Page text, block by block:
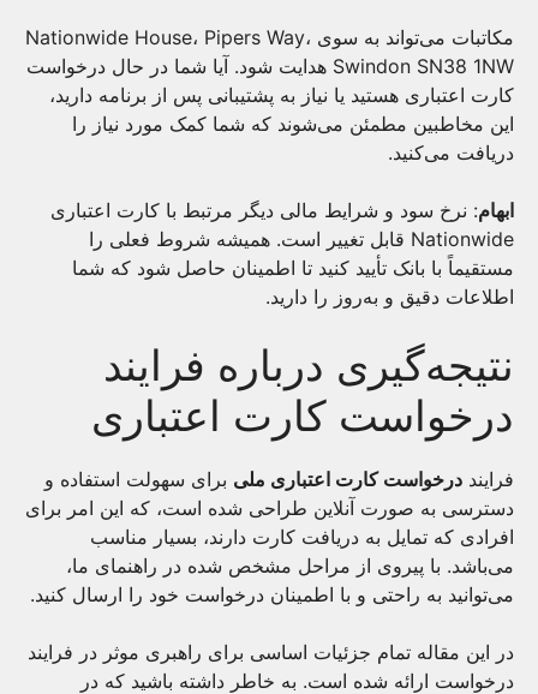
مکاتبات می‌تواند به سوی Nationwide House، Pipers Way،
Swindon SN38 1NW هدایت شود. آیا شما در حال درخواست
کارت اعتباری هستید یا نیاز به پشتیبانی پس از برنامه دارید،
این مخاطبین مطمئن می‌شوند که شما کمک مورد نیاز را
دریافت می‌کنید.
ابهام: نرخ سود و شرایط مالی دیگر مرتبط با کارت اعتباری
Nationwide قابل تغییر است. همیشه شروط فعلی را
مستقیماً با بانک تأیید کنید تا اطمینان حاصل شود که شما
اطلاعات دقیق و به‌روز را دارید.
نتیجه‌گیری درباره فرایند
درخواست کارت اعتباری
فرایند درخواست کارت اعتباری ملی برای سهولت استفاده و
دسترسی به صورت آنلاین طراحی شده است، که این امر برای
افرادی که تمایل به دریافت کارت دارند، بسیار مناسب
می‌باشد. با پیروی از مراحل مشخص شده در راهنمای ما،
می‌توانید به راحتی و با اطمینان درخواست خود را ارسال کنید.
در این مقاله تمام جزئیات اساسی برای راهبری موثر در فرایند
درخواست ارائه شده است. به خاطر داشته باشید که در